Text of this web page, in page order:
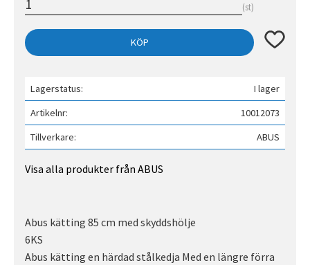
st
KÖP Lägg till
Lagerstatus
I lager
Artikelnr
10012073
Tillverkare
ABUS
Visa alla produkter från ABUS
Abus kätting 85 cm med skyddshölje
6KS
Abus kätting en härdad stålkedja Med en längre förra